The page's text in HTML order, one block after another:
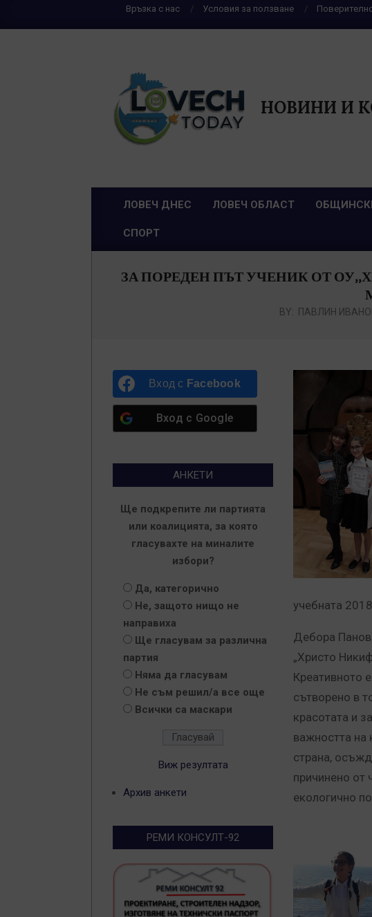
Връзка с нас Условия за ползване
НОВИНИ И
Primary
ЛОВЕЧ ДНЕС ЛОВЕЧ ОБЛАСТ
СПОРТ
ЗА ПОРЕДЕН ПЪТ УЧЕНИК ОТ
BY: ПАВЛИН
учебната
Дебора
„Христо
Креативното
сътворено в
красотата и
важността на
страна,
причинено от
екологично
Вход с Facebook
Вход с Google
АНКЕТИ
Ще подкрепите ли партията
или коалицията, за която
гласувахте на миналите
избори?
Да, категорично
Не, защото нищо не
направиха
Ще гласувам за различна
партия
Няма да гласувам
Не съм решил/а все още
Всички са маскари
Виж резултата
Архив анкети
РЕМИ КОНСУЛТ-92